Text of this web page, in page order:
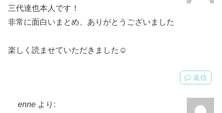
三代達也本人です！
非常に面白いまとめ、ありがとうございました
楽しく読ませていただきました☺️
返信
enne より: